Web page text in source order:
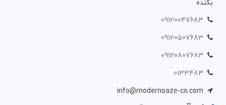
09120047683
09120507683
09120807683
0133483
info@modernsaze-co.com